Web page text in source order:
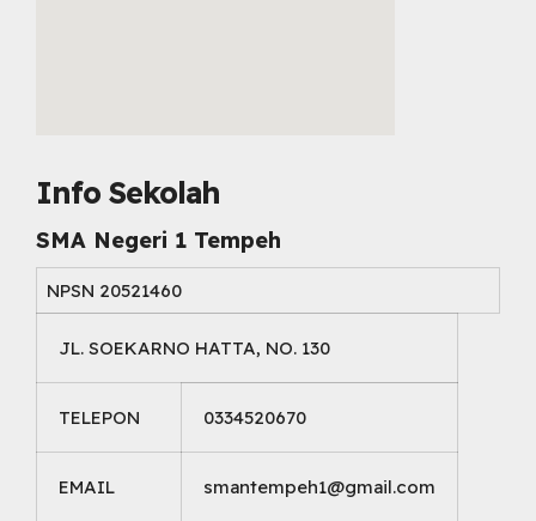
Info Sekolah
SMA Negeri 1 Tempeh
NPSN 20521460
JL. SOEKARNO HATTA, NO. 130
TELEPON 0334520670
EMAIL smantempeh1@gmail.com